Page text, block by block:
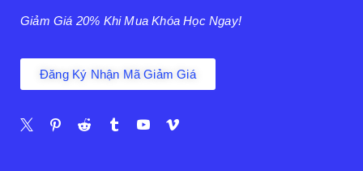
Giảm Giá 20% Khi Mua Khóa Học Ngay!
Đăng Ký Nhận Mã Giảm Giá